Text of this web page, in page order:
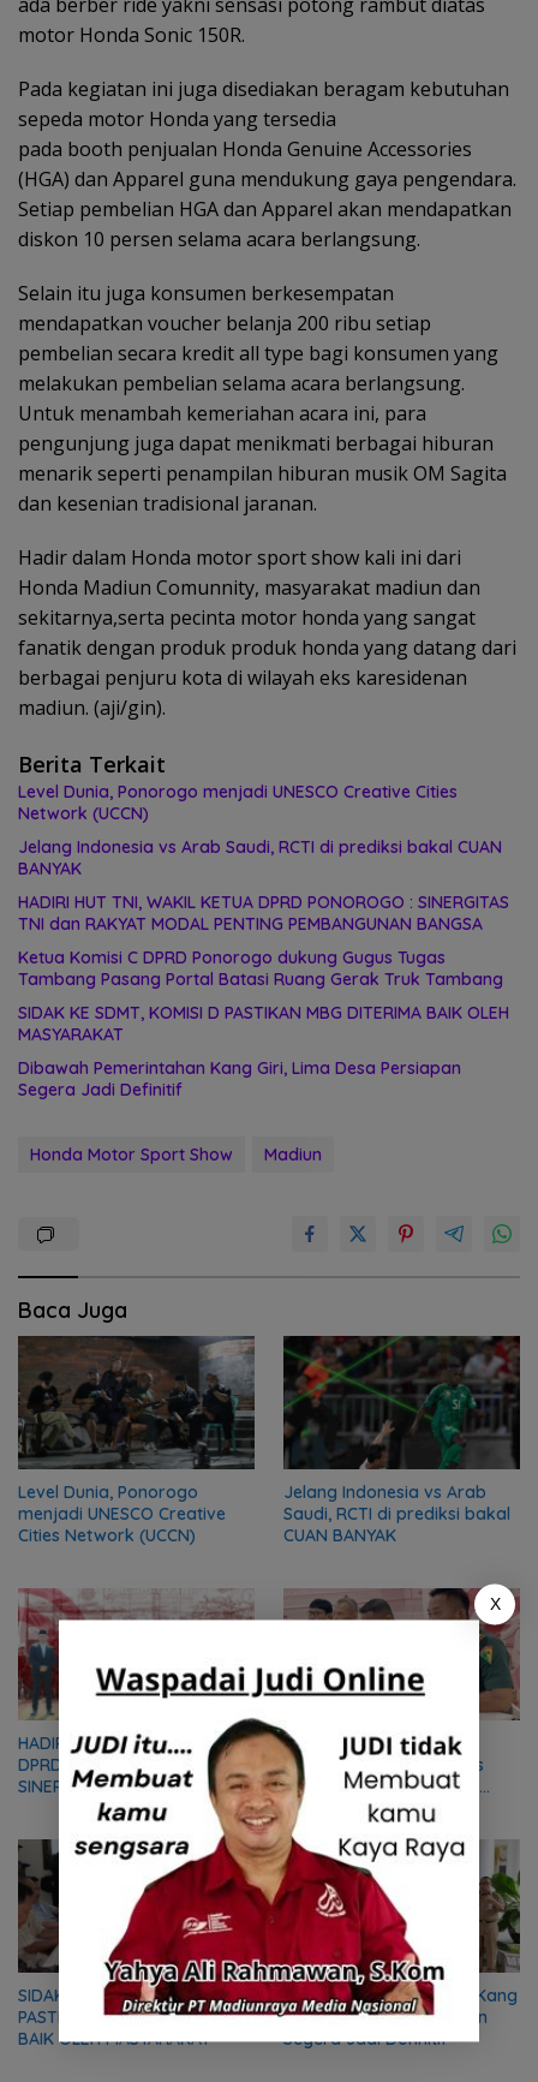
motor Honda Sonic 150R.
Pada kegiatan ini juga disediakan beragam kebutuhan
sepeda motor Honda yang tersedia
pada booth penjualan Honda Genuine Accessories
(HGA) dan Apparel guna mendukung gaya pengendara.
Setiap pembelian HGA dan Apparel akan mendapatkan
diskon 10 persen selama acara berlangsung.
Selain itu juga konsumen berkesempatan
mendapatkan voucher belanja 200 ribu setiap
pembelian secara kredit all type bagi konsumen yang
melakukan pembelian selama acara berlangsung.
Untuk menambah kemeriahan acara ini, para
pengunjung juga dapat menikmati berbagai hiburan
menarik seperti penampilan hiburan musik OM Sagita
dan kesenian tradisional jaranan.
Hadir dalam Honda motor sport show kali ini dari
Honda Madiun Comunnity, masyarakat madiun dan
sekitarnya,serta pecinta motor honda yang sangat
fanatik dengan produk produk honda yang datang dari
berbagai penjuru kota di wilayah eks karesidenan
madiun. (aji/gin).
Berita Terkait
Level Dunia, Ponorogo menjadi UNESCO Creative Cities
Network (UCCN)
Jelang Indonesia vs Arab Saudi, RCTI di prediksi bakal CUAN
BANYAK
HADIRI HUT TNI, WAKIL KETUA DPRD PONOROGO : SINERGITAS
TNI dan RAKYAT MODAL PENTING PEMBANGUNAN BANGSA
Ketua Komisi C DPRD Ponorogo dukung Gugus Tugas
Tambang Pasang Portal Batasi Ruang Gerak Truk Tambang
SIDAK KE SDMT, KOMISI D PASTIKAN MBG DITERIMA BAIK OLEH
MASYARAKAT
Dibawah Pemerintahan Kang Giri, Lima Desa Persiapan
Segera Jadi Definitif
Honda Motor Sport Show Madiun
Baca Juga
Level Dunia, Ponorogo
menjadi UNESCO Creative
Cities Network (UCCN)
Jelang Indonesia vs Arab
Saudi, RCTI di prediksi bakal
CUAN BANYAK
HADIRI HUT TNI, WAKIL KETUA
DPRD PONOROGO :
SINERGITAS TNI dan RAKYAT
MODAL PENTING
Ketua Komisi C DPRD
Ponorogo dukung Gugus
Tugas Tambang Pasang
Portal Batasi Ruang Gerak
Truk Tambang
SIDAK KE SDMT, KOMISI D
PASTIKAN MBG DITERIMA
BAIK OLEH MASYARAKAT
Dibawah Pemerintahan Kang
Giri, Lima Desa Persiapan
Segera Jadi Definitif
X